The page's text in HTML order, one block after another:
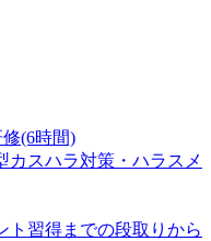
(6時間)
カスハラ対策・ハラスメ
習得までの段取りから